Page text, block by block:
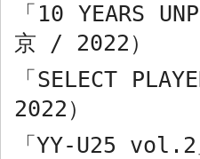
「 10 YEARS
京 / 2022 ）
「 SELECT
2022 ）
「 YY-U25 vol.2